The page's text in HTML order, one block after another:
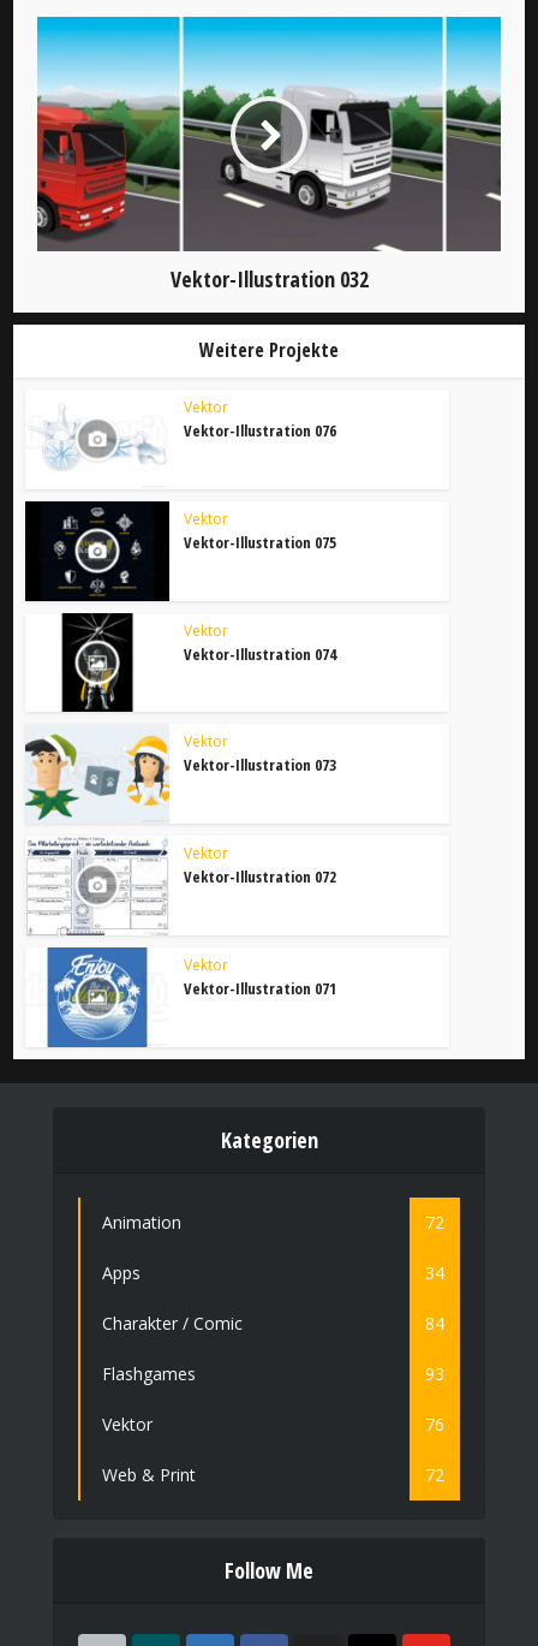
Vektor-Illustration 032
Weitere Projekte
Vektor
Vektor-Illustration 076
Vektor
Vektor-Illustration 075
Vektor
Vektor-Illustration 074
Vektor
Vektor-Illustration 073
Vektor
Vektor-Illustration 072
Vektor
Vektor-Illustration 071
Kategorien
Animation 72
Apps 34
Charakter / Comic 84
Flashgames 93
Vektor 76
Web & Print 72
Follow Me